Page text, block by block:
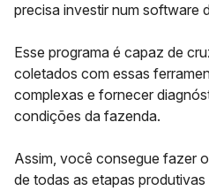
precisa investir num software
Esse programa é capaz de
coletados com essas
complexas e fornecer
condições da fazenda.
Assim, você consegue fazer
de todas as etapas